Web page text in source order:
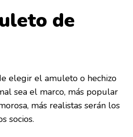
de
elegir el amuleto o hechizo
sea el marco, más popular
más realistas serán los
socios.